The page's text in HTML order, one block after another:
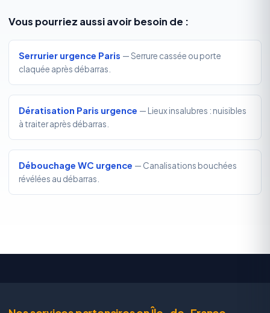
Vous pourriez aussi avoir besoin de :
Serrurier urgence Paris — Serrure cassée ou porte
claquée après débarras.
Dératisation Paris urgence — Lieux insalubres : nuisibles
à traiter après débarras.
Débouchage WC urgence — Canalisations bouchées
révélées au débarras.